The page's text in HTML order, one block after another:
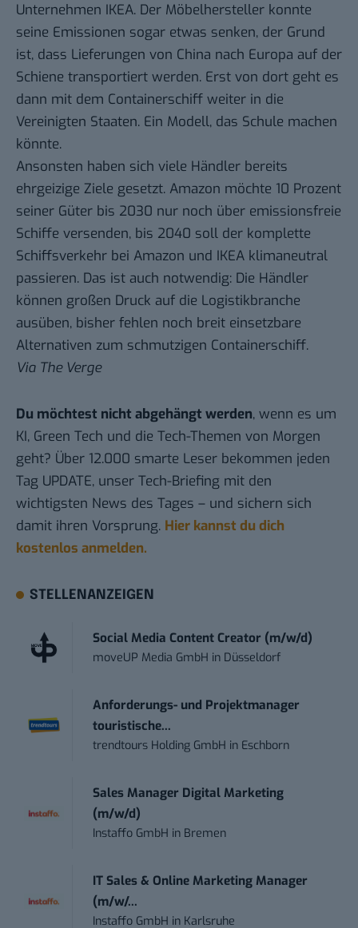
Unternehmen IKEA. Der Möbelhersteller konnte
seine Emissionen sogar etwas senken, der Grund
ist, dass Lieferungen von China nach Europa auf der
Schiene transportiert werden. Erst von dort geht es
dann mit dem Containerschiff weiter in die
Vereinigten Staaten. Ein Modell, das Schule machen
könnte.
Ansonsten haben sich viele Händler bereits
ehrgeizige Ziele gesetzt. Amazon möchte 10 Prozent
seiner Güter bis 2030 nur noch über emissionsfreie
Schiffe versenden, bis 2040 soll der komplette
Schiffsverkehr bei Amazon und IKEA klimaneutral
passieren. Das ist auch notwendig: Die Händler
können großen Druck auf die Logistikbranche
ausüben, bisher fehlen noch breit einsetzbare
Alternativen zum schmutzigen Containerschiff.
Via The Verge
Du möchtest nicht abgehängt werden, wenn es um
KI, Green Tech und die Tech-Themen von Morgen
geht? Über 12.000 smarte Leser bekommen jeden
Tag UPDATE, unser Tech-Briefing mit den
wichtigsten News des Tages – und sichern sich
damit ihren Vorsprung. Hier kannst du dich
kostenlos anmelden.
STELLENANZEIGEN
Social Media Content Creator (m/w/d)
moveUP Media GmbH in Düsseldorf
Anforderungs- und Projektmanager
touristische...
trendtours Holding GmbH in Eschborn
Sales Manager Digital Marketing
(m/w/d)
Instaffo GmbH in Bremen
IT Sales & Online Marketing Manager
(m/w/...
Instaffo GmbH in Karlsruhe